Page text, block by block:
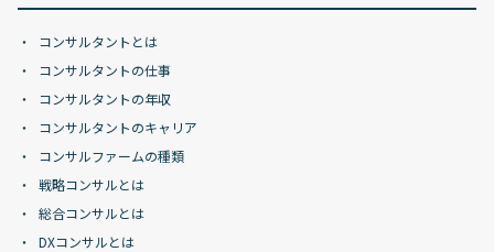
コンサルタントとは
コンサルタントの仕事
コンサルタントの年収
コンサルタントのキャリア
コンサルファームの種類
戦略コンサルとは
総合コンサルとは
DXコンサルとは